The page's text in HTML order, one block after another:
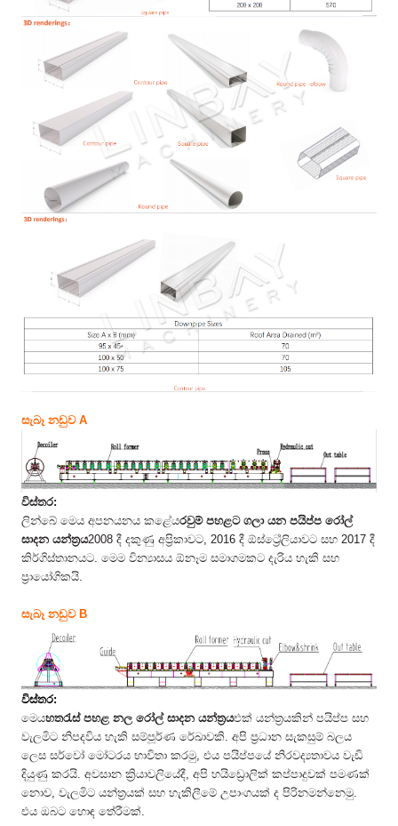
සැබෑ නඩුව A
විස්තර:
ලින්බේ මෙය අපනයනය කළේයරවුම් පහළට ගලා යන පයිප්ප රෝල්
සාදන යන්ත්‍රය2008 දී දකුණු අප්‍රිකාවට, 2016 දී ඕස්ට්‍රේලියාවට සහ 2017 දී
කිර්ගිස්තානයට. මෙම වින්‍යාසය ඕනෑම සමාගමකට දැරිය හැකි සහ
ප්‍රායෝගිකයි.
සැබෑ නඩුව B
විස්තර:
මෙයහතරැස් පහළ නල රෝල් සාදන යන්ත්‍රයඑක් යන්ත්‍රයකින් පයිප්ප සහ
වැලමිට නිපදවිය හැකි සම්පූර්ණ රේඛාවකි. අපි ප්‍රධාන සැකසුම් බලය
ලෙස සර්වෝ මෝටරය භාවිතා කරමු, එය පයිප්පයේ නිරවද්‍යතාවය වැඩි
දියුණු කරයි. අවසාන ක්‍රියාවලියේදී, අපි හයිඩ්‍රොලික් කප්පාදුවක් පමණක්
නොව, වැලමිට යන්ත්‍රයක් සහ හැකිලීමේ උපාංගයක් ද පිරිනමන්නෙමු.
එය ඔබට හොඳ තේරීමක්.